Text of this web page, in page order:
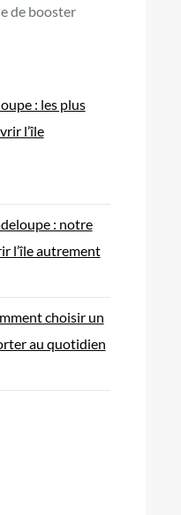
de booster
: les plus
l’île
: notre
l’île autrement
choisir un
au quotidien